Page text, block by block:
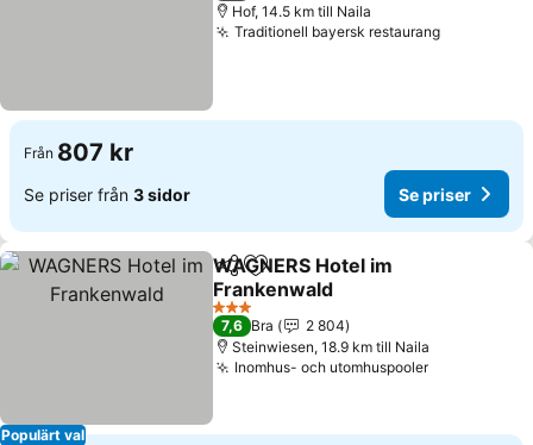
Hof, 14.5 km till Naila
Traditionell bayersk restaurang
Från 807 kr
Se priser från 3 sidor Se priser
Populärt val
Dela Lägg till i Mina Favoriter
WAGNERS Hotel im
Frankenwald
3 Stjärnor
7,6 Bra
2 804
Steinwiesen, 18.9 km till Naila
Inomhus- och utomhuspooler